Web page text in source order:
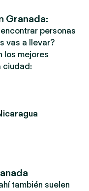
Granada:
personas
vas a llevar?
los mejores
ciudad:
también suelen